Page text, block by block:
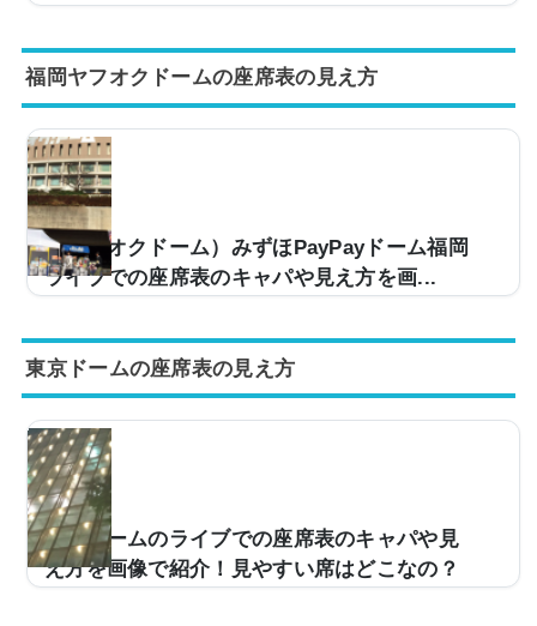
ーム。キャパは約53,000人と大規模な会場となってお
り、第一線で活躍するアーティストのツアー会場として
使用されています。しかし「今度、札幌ドームのライブ
に行くんだけど、座席からの見え方ってどんな感じな
の？」などと疑問を感じている方も少なくありません。
そこで、札幌ドームの座席表や座席からの眺めを実際の
画像付きでご紹介し、見やすい席はどこなのかについて
もまとめてみました。札幌ドームのライブ時の座席表と
キャパは？札幌ドームのライブ時の座席表の画像は以
下...
福岡ヤフオクドームの座席表の見え方
（ヤフオクドーム）みずほPayPayドーム福岡
ライブでの座席表のキャパや見え方を画...
PayPayドーム福岡（旧・ヤフオクドーム）。キャパは
約52,500人と大規模な会場となっており、第一線で活躍
するアーティストのツアー会場などで使用させていま
す。しかし「今度、みずほPayPayドーム福岡のライブ
に行くけど、座席からの見え方ってどんな感じなの？」
などと疑問を持っている方も多いです。そこで、みずほ
PayPayドーム福岡の座席表や座席からの眺めを実際の
画像付きでご紹介し、見やすい席はどこなのかについて
もまとめてみました。みずほPayPayドーム福岡のライ
ブでの...
東京ドームの座席表の見え方
東京ドームのライブでの座席表のキャパや見
え方を画像で紹介！見やすい席はどこなの？